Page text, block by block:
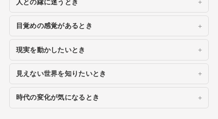
人との縁に迷うとき
目覚めの感覚があるとき
現実を動かしたいとき
見えない世界を知りたいとき
時代の変化が気になるとき